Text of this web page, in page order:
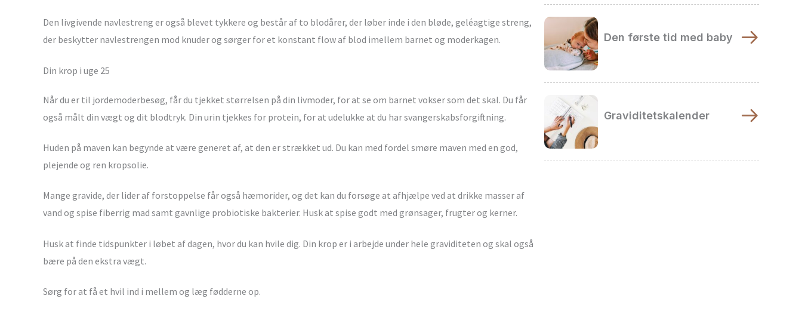
Den livgivende navlestreng er også blevet tykkere og består af to blodårer, der løber inde i den bløde, geléagtige streng,
der beskytter navlestrengen mod knuder og sørger for et konstant flow af blod imellem barnet og moderkagen.
Din krop i uge 25
Når du er til jordemoderbesøg, får du tjekket størrelsen på din livmoder, for at se om barnet vokser som det skal. Du får
også målt din vægt og dit blodtryk. Din urin tjekkes for protein, for at udelukke at du har svangerskabsforgiftning.
Huden på maven kan begynde at være generet af, at den er strækket ud. Du kan med fordel smøre maven med en god,
plejende og ren kropsolie.
Mange gravide, der lider af forstoppelse får også hæmorider, og det kan du forsøge at afhjælpe ved at drikke masser af
vand og spise fiberrig mad samt gavnlige probiotiske bakterier. Husk at spise godt med grønsager, frugter og kerner.
Husk at finde tidspunkter i løbet af dagen, hvor du kan hvile dig. Din krop er i arbejde under hele graviditeten og skal også
bære på den ekstra vægt.
Sørg for at få et hvil ind i mellem og læg fødderne op.
Den første tid med baby
Graviditetskalender